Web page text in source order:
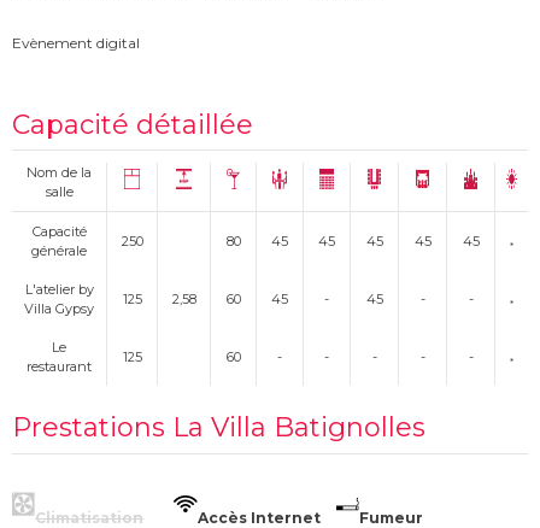
Evènement digital
Capacité détaillée
Nom de la
salle
Capacité
générale
250 80 45 45 45 45 45
L'atelier by
Villa Gypsy
125 2,58 60 45 - 45 - -
Le
restaurant
125 60 - - - - -
Prestations La Villa Batignolles
Climatisation Accès Internet Fumeur